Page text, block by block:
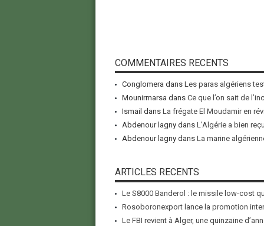
COMMENTAIRES RECENTS
Conglomera dans Les paras algériens
Mounirmarsa dans Ce que l’on sait de
Ismail dans La frégate El Moudamir en
Abdenour lagnydans L’Algérie a bien
Abdenour lagnydans La marine
ARTICLES RECENTS
Le S8000 Banderol : le missile low-cost
Rosoboronexport lance la promotion
Le FBI revient à Alger, une quinzaine